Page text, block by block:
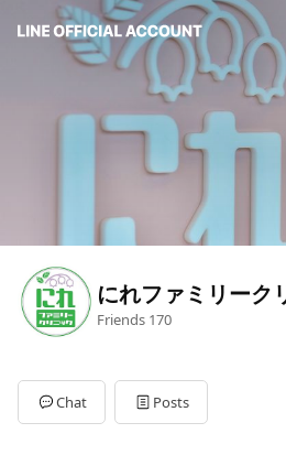
にれファミリーク
Friends 170
Chat Posts